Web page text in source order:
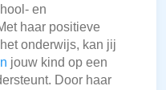
en
haar positieve
onderwijs, kan jij
jouw kind op een
Door haar